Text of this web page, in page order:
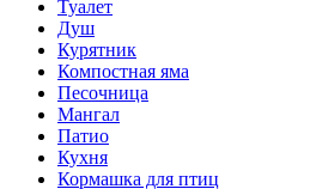
Туалет
Душ
Курятник
Компостная яма
Песочница
Мангал
Патио
Кухня
Кормашка для птиц